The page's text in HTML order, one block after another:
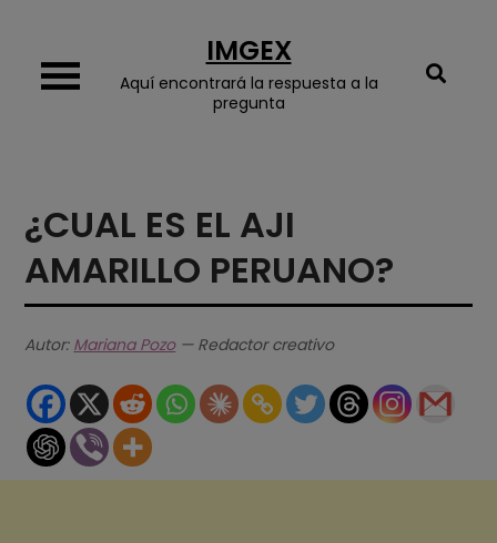
content
IMGEX
Aquí encontrará la respuesta a la
pregunta
¿CUAL ES EL AJI
AMARILLO PERUANO?
Autor: Mariana Pozo— Redactor creativo